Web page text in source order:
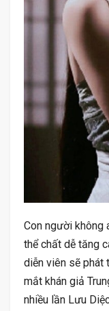
Con người không
thể chất dễ tăng
diễn viên sẽ phát
mắt khán giả
nhiều lần Lưu